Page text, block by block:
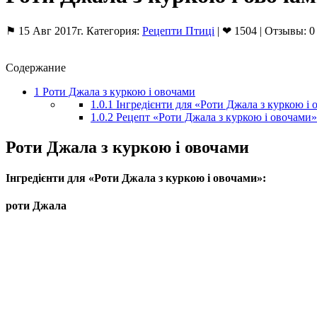
⚑ 15 Авг 2017г. Категория: Рецепти Птиці | ❤ 1504 | Отзывы: 0
Содержание
1 Роти Джала з куркою і овочами
1.0.1 Інгредієнти для «Роти Джала з куркою і
1.0.2 Рецепт «Роти Джала з куркою і
Роти Джала з куркою і овочами
Інгредієнти для «Роти Джала з куркою і овочами»:
роти Джала